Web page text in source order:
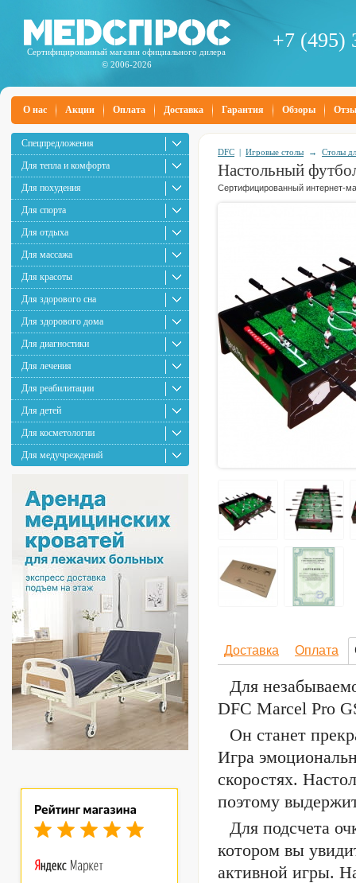
Сертифицированный магазин официального дилера
© 2006-2026
+7 (495)
О нас Акции Оплата Доставка Гарантия Обзоры
Спецпредложения
Для тепла и комфорта
Для похудения
Для спорта
Для отдыха
Для массажа
Для красоты
Для здорового сна
Для здорового дома
Для диагностики
Для лечения
Для реабилитации
Для детей
Для косметологии
Для медучреждений
DFC | Игровые столы → Столы
Настольный
Сертифицированный интернет-
Доставка Оплата
Для
DFC Marcel Pro
Он станет
Игра
скоростях.
поэтому
Для подсчета
котором вы
активной игры.